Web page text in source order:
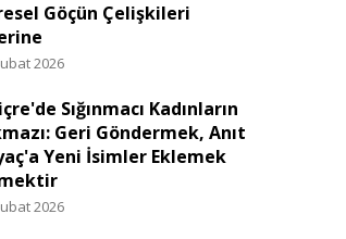
Göçün Çelişkileri
2026
Sığınmacı Kadınların
Geri Göndermek, Anıt
Yeni İsimler Eklemek
2026